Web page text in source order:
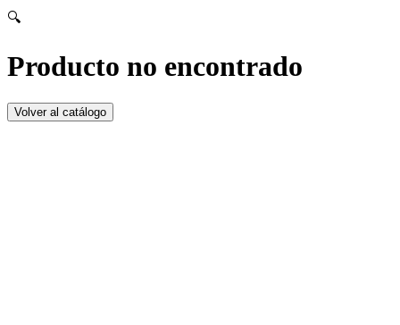
🔍
Producto no encontrado
Volver al catálogo